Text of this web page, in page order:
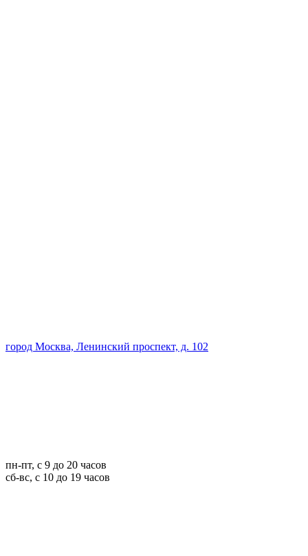
город Москва, Ленинский проспект, д. 102
пн-пт, с 9 до 20 часов
сб-вс, с 10 до 19 часов